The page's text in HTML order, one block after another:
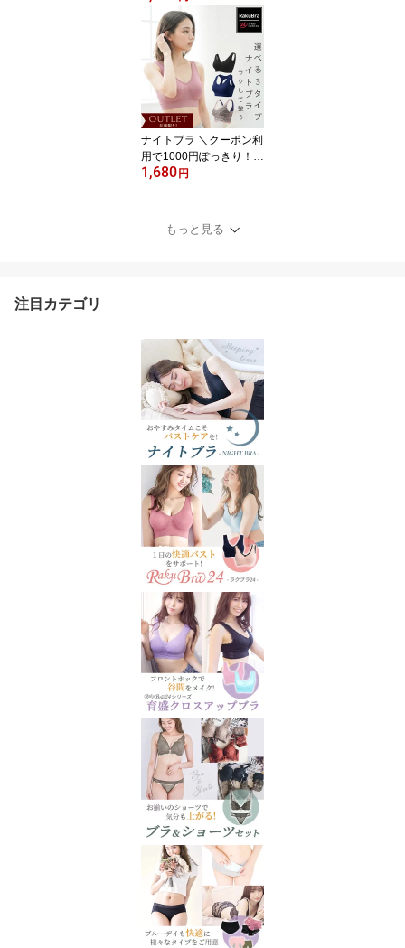
ワイヤー 脇高 夜用ブラ
『 ラクブラ24 インフィ
ニティ 』アウトレット
通気性 夏用 RP
ナイトブラ ＼クーポン利
用で1000円ぽっきり！／
育乳 ブラジャー 育乳ブ
ツブラ スポブラ 無地 痛
くない 30代 40代 プレミ
1,680円
もっと見る
注目カテゴリ